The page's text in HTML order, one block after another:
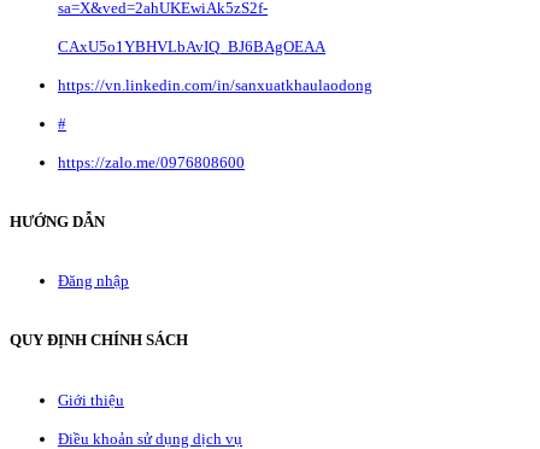
sa=X&ved=2ahUKEwiAk5zS2f-
CAxU5o1YBHVLbAvIQ_BJ6BAgOEAA
https://vn.linkedin.com/in/sanxuatkhaulaodong
#
https://zalo.me/0976808600
HƯỚNG DẪN
Đăng nhập
QUY ĐỊNH CHÍNH SÁCH
Giới thiệu
Điều khoản sử dụng dịch vụ